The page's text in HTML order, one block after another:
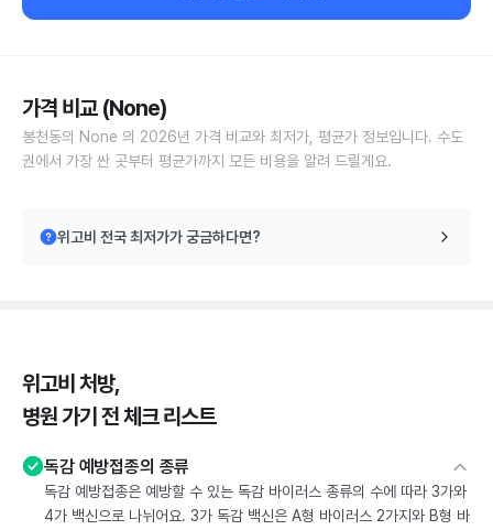
가격 비교 (None)
봉천동의 None 의 2026년 가격 비교와 최저가, 평균가 정보입니다. 수도
권에서 가장 싼 곳부터 평균가까지 모든 비용을 알려 드릴게요.
위고비 전국 최저가가 궁금하다면?
위고비 처방,
병원 가기 전 체크 리스트
독감 예방접종의 종류
독감 예방접종은 예방할 수 있는 독감 바이러스 종류의 수에 따라 3가와
4가 백신으로 나뉘어요. 3가 독감 백신은 A형 바이러스 2가지와 B형 바